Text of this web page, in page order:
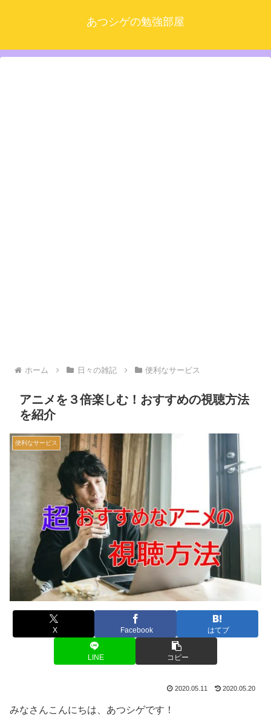
あつシゲの勉強部屋
ホーム 日々の雑記 便利なサービス
アニメを３倍楽しむ！おすすめの視聴方法
を紹介
便利なサービス
X Facebook はてブ
LINE コピー
2020.05.11 2020.05.20
みなさんこんにちは、あつシゲです！